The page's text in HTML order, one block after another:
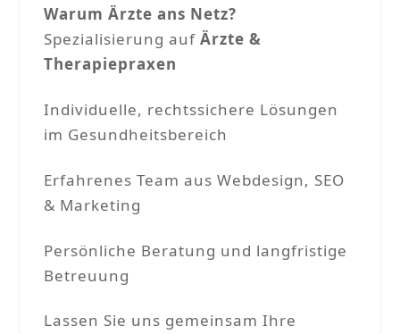
Warum Ärzte ans Netz?
Spezialisierung auf Ärzte &
Therapiepraxen
Individuelle, rechtssichere Lösungen
im Gesundheitsbereich
Erfahrenes Team aus Webdesign, SEO
& Marketing
Persönliche Beratung und langfristige
Betreuung
Lassen Sie uns gemeinsam Ihre